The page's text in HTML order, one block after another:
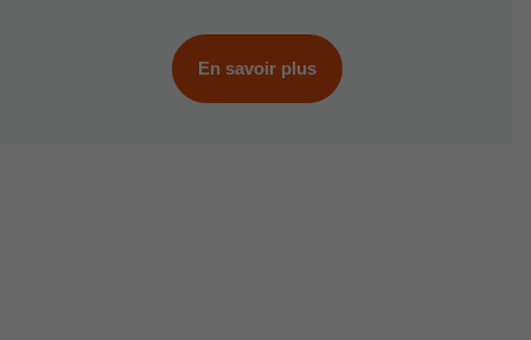
En savoir plus